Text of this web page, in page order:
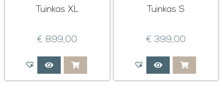
Tuinkas XL
€ 899,00
Tuinkas S
€ 399,00